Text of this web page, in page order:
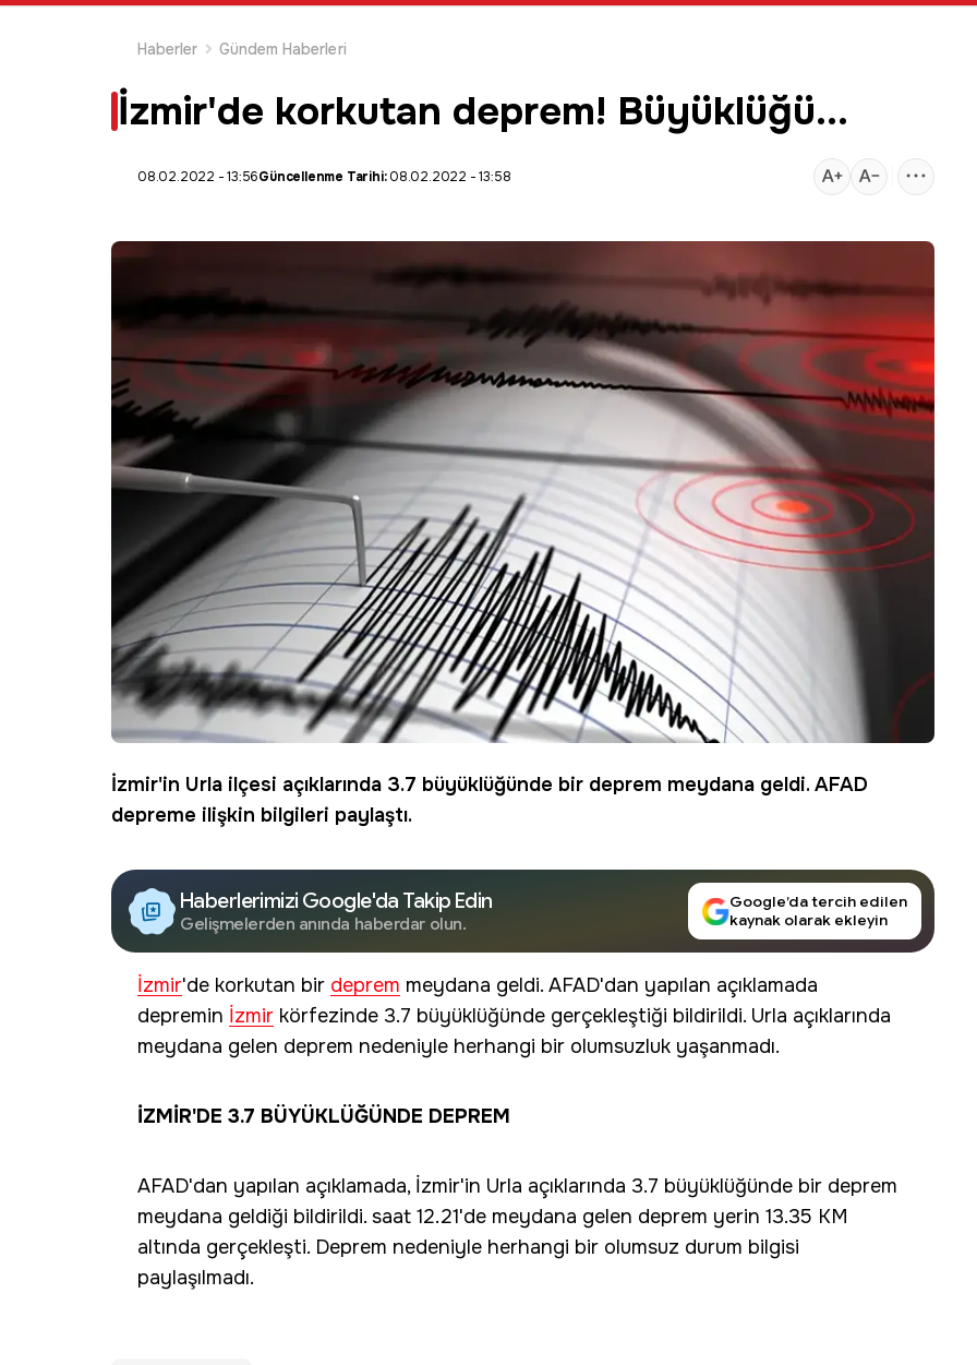
Haberler
Gündem Haberleri
İzmir'de korkutan deprem! Büyüklüğü...
08.02.2022 - 13:56Güncellenme Tarihi:08.02.2022 - 13:58
İzmir'in Urla ilçesi açıklarında 3.7 büyüklüğünde bir deprem meydana geldi. AFAD
depreme ilişkin bilgileri paylaştı.
Haberlerimizi Google'da Takip Edin
Gelişmelerden anında haberdar olun.
Google’da tercih edilen
kaynak olarak ekleyin
İzmir'de korkutan bir deprem meydana geldi. AFAD'dan yapılan açıklamada
depremin İzmir körfezinde 3.7 büyüklüğünde gerçekleştiği bildirildi. Urla açıklarında
meydana gelen deprem nedeniyle herhangi bir olumsuzluk yaşanmadı.
İZMİR'DE 3.7 BÜYÜKLÜĞÜNDE DEPREM
AFAD'dan yapılan açıklamada, İzmir'in Urla açıklarında 3.7 büyüklüğünde bir deprem
meydana geldiği bildirildi. saat 12.21'de meydana gelen deprem yerin 13.35 KM
altında gerçekleşti. Deprem nedeniyle herhangi bir olumsuz durum bilgisi
paylaşılmadı.